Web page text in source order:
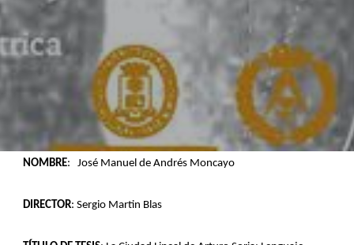
NOMBRE: José Manuel de Andrés Moncayo
DIRECTOR: Sergio Martin Blas